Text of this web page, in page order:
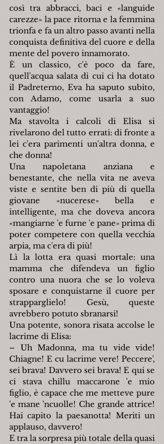
così tra abbracci, baci e «languide
carezze» la pace ritorna e la femmina
trionfa e fa un altro passo avanti nella
conquista definitiva del cuore e della
mente del povero innamorato.
È un classico, c'è poco da fare,
quell'acqua salata di cui ci ha dotato
il Padreterno, Eva ha saputo subito,
con Adamo, come usarla a suo
vantaggio!
Ma stavolta i calcoli di Elisa si
rivelarono del tutto errati: di fronte a
lei c'era parimenti un'altra donna, e
che donna!
Una napoletana anziana e
benestante, che nella vita ne aveva
viste e sentite ben di più di quella
giovane «nucerese» bella e
intelligente, ma che doveva ancora
«mangiarne 'e furne 'e pane» prima di
poter competere con quella vecchia
arpia, ma c'era di più!
Lì la lotta era quasi mortale: una
mamma che difendeva un figlio
contro una nuora che se lo voleva
sposare e conquistarne il cuore per
strapparglielo! Gesù, queste
avrebbero potuto sbranarsi!
Una potente, sonora risata accolse le
lacrime di Elisa:
– Uh Madonna, ma tu vide vide!
Chiagne! E cu lacrime vere! Peccere',
sei brava! Davvero sei brava! E qui se
ci stava chillu maccarone 'e mio
figlio, è capace che me metteve pure
'e mane 'ncuolle! Che grande attrice!
Hai capito la paesanotta! Meriti un
applauso, davvero!
E tra la sorpresa più totale della quasi